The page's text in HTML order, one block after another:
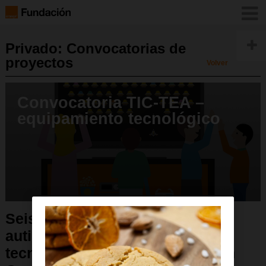
Privado: Convocatorias de
proyectos
Volver
Convocatoria TIC-TEA –
equipamiento tecnológico
Seis entidades de personas con
autismo recibirán equipamiento
tecnológico gracias a Fundación